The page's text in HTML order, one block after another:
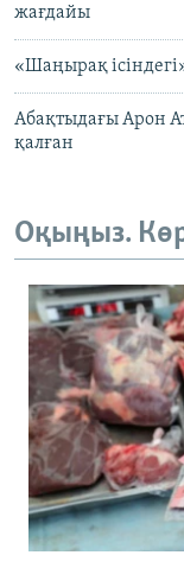
жағдайы
«Шаңырақ
Абақтыдағы Арон
қалған
Оқыңыз.